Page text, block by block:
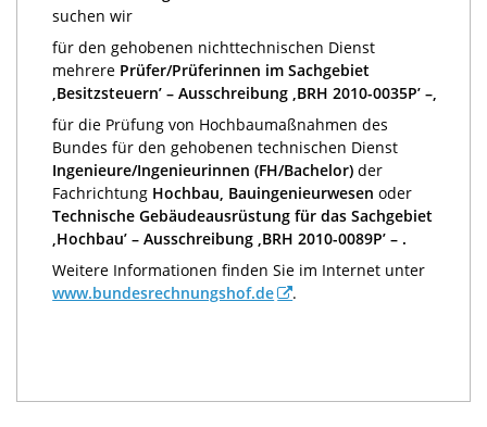
suchen wir
für den gehobenen nichttechnischen Dienst
mehrere Prüfer/Prüferinnen im Sachgebiet
‚Besitzsteuern’ – Ausschreibung ‚BRH 2010-0035P’ –,
für die Prüfung von Hochbaumaßnahmen des
Bundes für den gehobenen technischen Dienst
Ingenieure/Ingenieurinnen (FH/Bachelor) der
Fachrichtung Hochbau, Bauingenieurwesen oder
Technische Gebäudeausrüstung für das Sachgebiet
‚Hochbau’ – Ausschreibung ‚BRH 2010-0089P’ – .
Weitere Informationen finden Sie im Internet unter
www.bundesrechnungshof.de
.